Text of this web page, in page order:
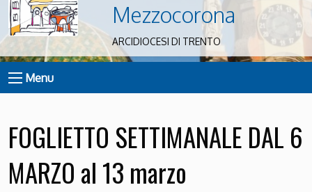
Mezzocorona
ARCIDIOCESI DI TRENTO
Menu
FOGLIETTO SETTIMANALE DAL 6
MARZO al 13 marzo